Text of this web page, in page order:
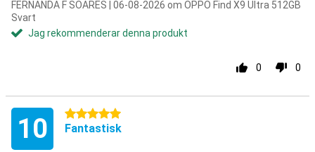
FERNANDA F SOARES | 06-08-2026 om OPPO Find X9 Ultra 512GB
Svart
Jag rekommenderar denna produkt
0 0
10 5 stjärnor
Fantastisk